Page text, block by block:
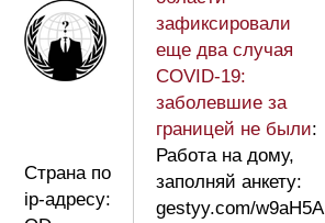
Страна по
ip-адресу:
зафиксировали
еще два случая
COVID-19:
заболевшие за
границей не были:
Работа на дому,
заполняй анкету:
gestyy.com/w9aH5A